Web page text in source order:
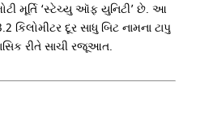
મૂર્તિ ‘સ્ટેચ્યુ ઑફ યુનિટી’ છે. આ
દૂર સાધુ બિટ નામના ટાપુ
રીતે સાચી રજૂઆત.